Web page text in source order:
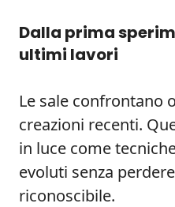
Dalla prima
ultimi lavori
Le sale confrontano
creazioni recenti.
in luce come
evoluti senza
riconoscibile.